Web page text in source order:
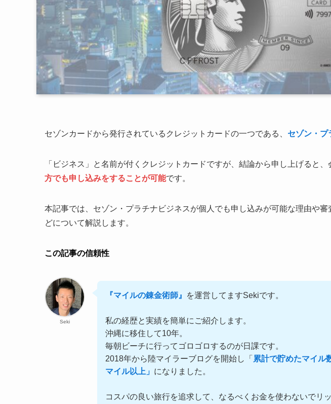
セゾンカードから発行されているクレジットカードの一つである、 セゾン・プ
「ビジネス」と名前が付くクレジットカードですが、結論から申し上げると
方でも申し込みをすることが可能です。
本記事では、セゾン・プラチナビジネスが個人でも申し込みが可能な理由や
どについて解説します。
この記事の信頼性
Seki
『マイルの錬金術師』 を運営してますSekiです。
私の経歴と実績を簡単にご紹介します。
沖縄に移住して10年。
毎朝ビーチに行ってゴロゴロするのが日課です。
2018年から陸マイラーブログを開始し「 累計で貯めたマイル
マイル以上」 になりました。
コスパの良い旅行を追求して、なるべくお金を使わないでリ